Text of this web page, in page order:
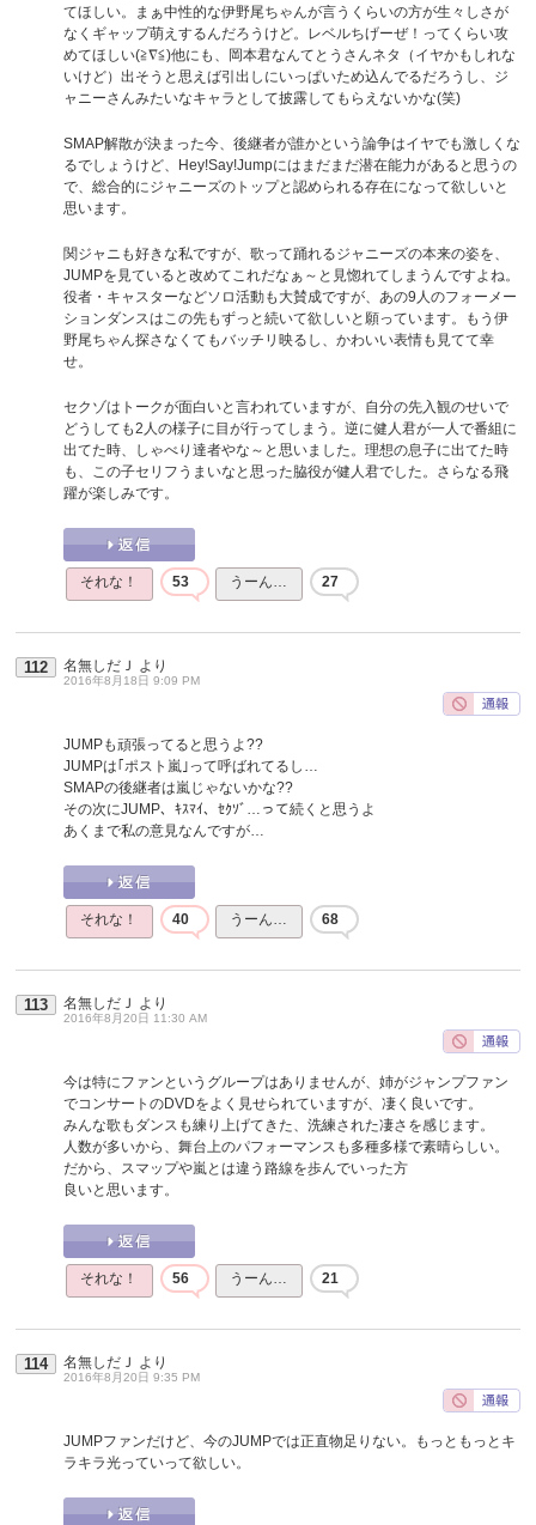
てほしい。まぁ中性的な伊野尾ちゃんが言うくらいの方が生々しさが
なくギャップ萌えするんだろうけど。レベルちげーぜ！ってくらい攻
めてほしい(≧∇≦)他にも、岡本君なんてとうさんネタ（イヤかもしれな
いけど）出そうと思えば引出しにいっぱいため込んでるだろうし、ジ
ャニーさんみたいなキャラとして披露してもらえないかな(笑)
SMAP解散が決まった今、後継者が誰かという論争はイヤでも激しくな
るでしょうけど、Hey!Say!Jumpにはまだまだ潜在能力があると思うの
で、総合的にジャニーズのトップと認められる存在になって欲しいと
思います。
関ジャニも好きな私ですが、歌って踊れるジャニーズの本来の姿を、
JUMPを見ていると改めてこれだなぁ～と見惚れてしまうんですよね。
役者・キャスターなどソロ活動も大賛成ですが、あの9人のフォーメー
ションダンスはこの先もずっと続いて欲しいと願っています。もう伊
野尾ちゃん探さなくてもバッチリ映るし、かわいい表情も見てて幸
せ。
セクゾはトークが面白いと言われていますが、自分の先入観のせいで
どうしても2人の様子に目が行ってしまう。逆に健人君が一人で番組に
出てた時、しゃべり達者やな～と思いました。理想の息子に出てた時
も、この子セリフうまいなと思った脇役が健人君でした。さらなる飛
躍が楽しみです。
それな！ 53 うーん… 27
112 名無しだＪ より
2016年8月18日 9:09 PM
JUMPも頑張ってると思うよ??
JUMPは｢ポスト嵐｣って呼ばれてるし…
SMAPの後継者は嵐じゃないかな??
その次にJUMP、ｷｽﾏｲ、ｾｸｿﾞ…って続くと思うよ
あくまで私の意見なんですが…
それな！ 40 うーん… 68
113 名無しだＪ より
2016年8月20日 11:30 AM
今は特にファンというグループはありませんが、姉がジャンプファン
でコンサートのDVDをよく見せられていますが、凄く良いです。
みんな歌もダンスも練り上げてきた、洗練された凄さを感じます。
人数が多いから、舞台上のパフォーマンスも多種多様で素晴らしい。
だから、スマップや嵐とは違う路線を歩んでいった方
良いと思います。
それな！ 56 うーん… 21
114 名無しだＪ より
2016年8月20日 9:35 PM
JUMPファンだけど、今のJUMPでは正直物足りない。もっともっとキ
ラキラ光っていって欲しい。